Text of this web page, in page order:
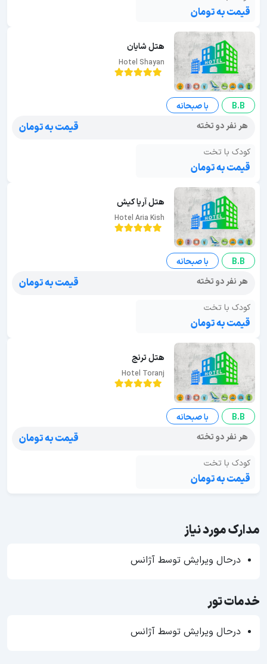
قیمت به تومان
هتل شایان
Hotel Shayan
B.B
با صبحانه
هر نفر دو تخته
قیمت به تومان
کودک با تخت
قیمت به تومان
هتل آریا کیش
Hotel Aria Kish
B.B
با صبحانه
هر نفر دو تخته
قیمت به تومان
کودک با تخت
قیمت به تومان
هتل ترنج
Hotel Toranj
B.B
با صبحانه
هر نفر دو تخته
قیمت به تومان
کودک با تخت
قیمت به تومان
مدارک مورد نیاز
درحال ویرایش توسط آژانس
خدمات تور
درحال ویرایش توسط آژانس